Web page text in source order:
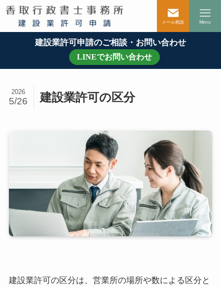
メール相談 Menu
建設業許可申請のご相談・お問い合わせ
LINEでお問い合わせ
建設業許可の区分
2026
5/26
建設業許可の区分は、営業所の場所や数による区分と